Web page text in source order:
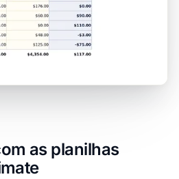
as planilhas